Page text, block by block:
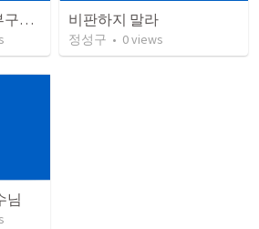
5)금요헌신(구역장부구역장)예수님의 기도 방법 외식 중언부언 말라 비판하지 말라
정성구 • 0views
님